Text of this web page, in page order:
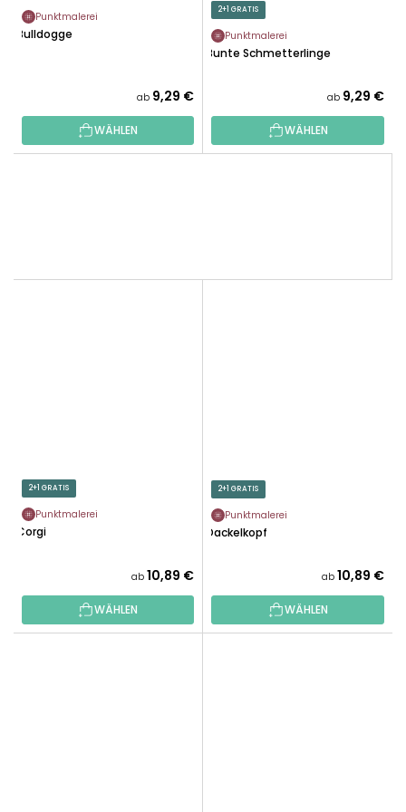
Punktmalerei
Bulldogge
ab 9,29 €
WÄHLEN
2+1 GRATIS
Punktmalerei
Bunte Schmetterlinge
ab 9,29 €
WÄHLEN
2+1 GRATIS
Punktmalerei
Corgi
ab 10,89 €
WÄHLEN
2+1 GRATIS
Punktmalerei
Dackelkopf
ab 10,89 €
WÄHLEN